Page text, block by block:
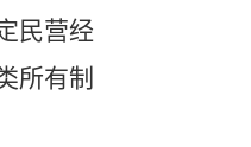
民营经
所有制